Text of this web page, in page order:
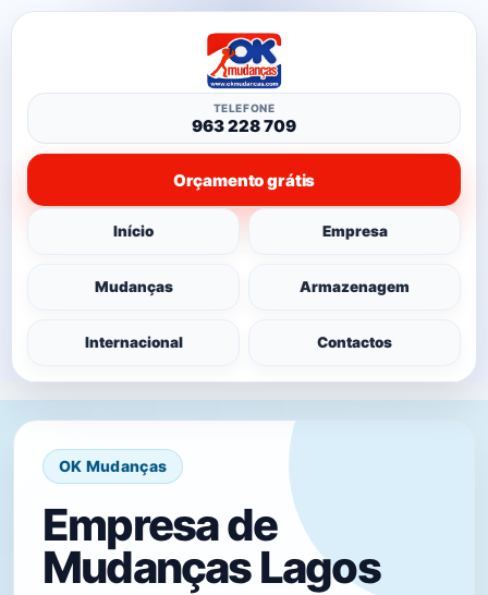
Início Empresa
Mudanças Armazenagem
Internacional Contactos
TELEFONE
963 228 709
Orçamento grátis
OK Mudanças
Empresa de
Mudanças Lagos